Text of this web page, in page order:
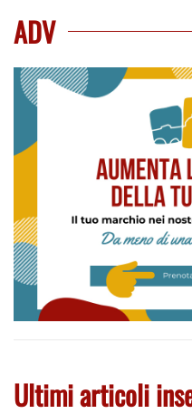
ADV
Ultimi articoli